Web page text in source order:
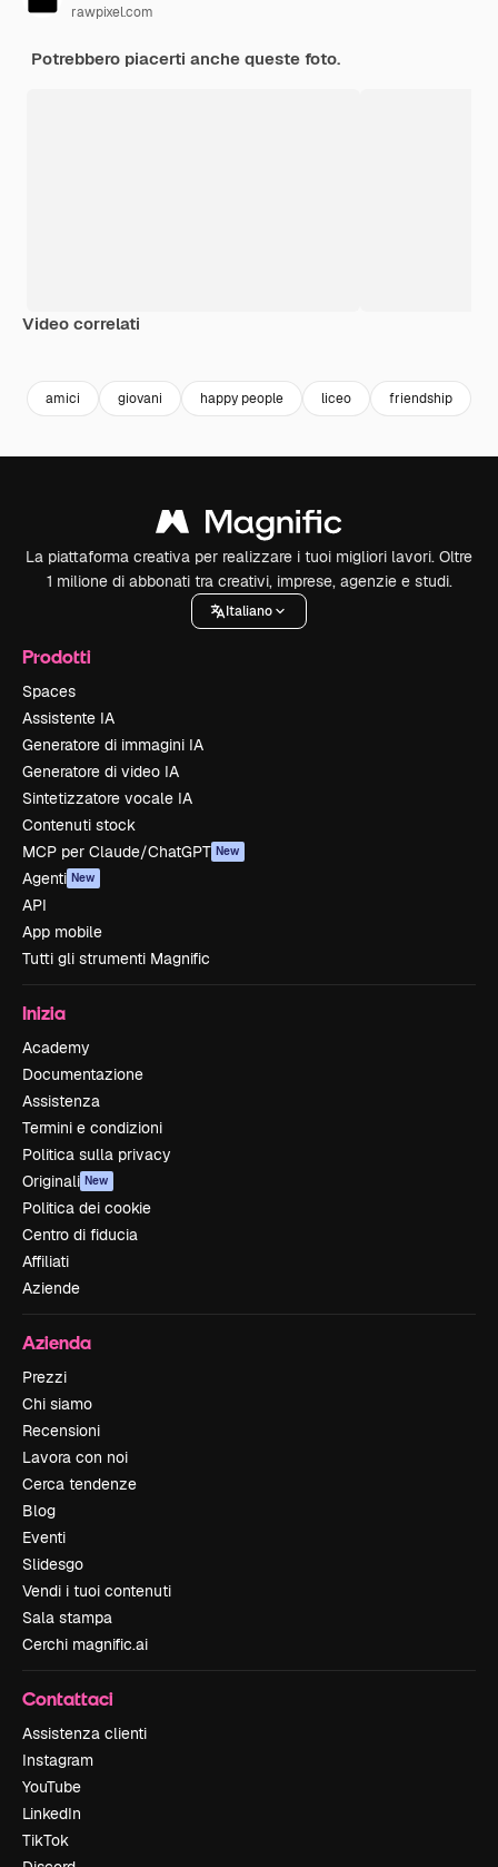
rawpixel.com
Potrebbero piacerti anche queste foto.
Video correlati
amici giovani happy people liceo friendship
La piattaforma creativa per realizzare i tuoi migliori lavori. Oltre
1 milione di abbonati tra creativi, imprese, agenzie e studi.
Italiano
Prodotti
Spaces
Assistente IA
Generatore di immagini IA
Generatore di video IA
Sintetizzatore vocale IA
Contenuti stock
MCP per Claude/ChatGPT New
Agenti New
API
App mobile
Tutti gli strumenti Magnific
Inizia
Academy
Documentazione
Assistenza
Termini e condizioni
Politica sulla privacy
Originali New
Politica dei cookie
Centro di fiducia
Affiliati
Aziende
Azienda
Prezzi
Chi siamo
Recensioni
Lavora con noi
Cerca tendenze
Blog
Eventi
Slidesgo
Vendi i tuoi contenuti
Sala stampa
Cerchi magnific.ai
Contattaci
Assistenza clienti
Instagram
YouTube
LinkedIn
TikTok